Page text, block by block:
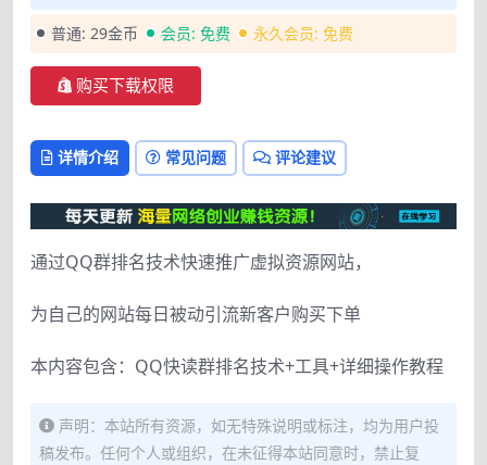
普通: 29金币 会员: 免费 永久会员: 免费
购买下载权限
详情介绍 常见问题 评论建议
通过QQ群排名技术快速推广虚拟资源网站，
为自己的网站每日被动引流新客户购买下单
本内容包含：QQ快读群排名技术+工具+详细操作教程
声明：本站所有资源，如无特殊说明或标注，均为用户投
稿发布。任何个人或组织，在未征得本站同意时，禁止复